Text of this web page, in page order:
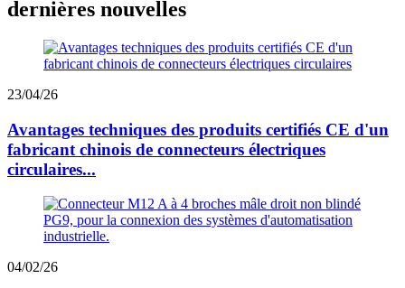
dernières nouvelles
23/04/26
Avantages techniques des produits certifiés CE d'un
fabricant chinois de connecteurs électriques
circulaires...
04/02/26